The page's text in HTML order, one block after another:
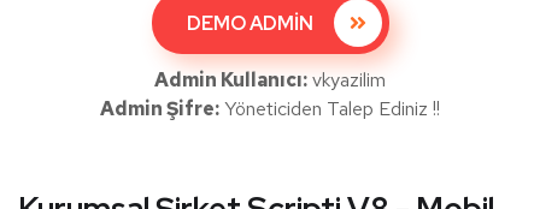
DEMO ADMİN
Admin Kullanıcı:vkyazilim
Admin Şifre:Yöneticiden Talep Ediniz !!